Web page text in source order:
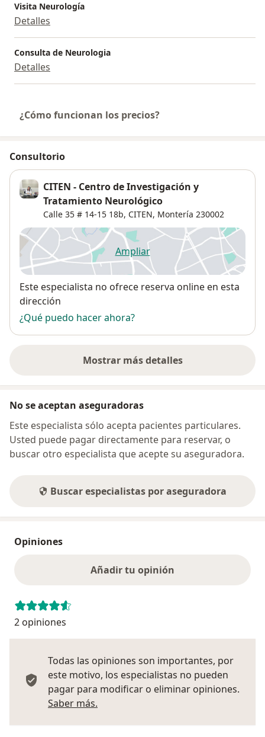
Visita Neurología
Detalles
Consulta de Neurologia
Detalles
¿Cómo funcionan los precios?
Consultorio
CITEN - Centro de Investigación y
Tratamiento Neurológico
Calle 35 # 14-15 18b, CITEN, Montería 230002
Ampliarse abre en una nueva
Disponibilidad
Este especialista no ofrece reserva online en esta
dirección
¿Qué puedo hacer ahora?
Mostrar más detalles
sobre la dirección
No se aceptan aseguradoras
Este especialista sólo acepta pacientes particulares.
Usted puede pagar directamente para reservar, o
buscar otro especialista que acepte su aseguradora.
Buscar especialistas por aseguradora
Opiniones
Añadir tu opinión
2 opiniones
Todas las opiniones son importantes, por
este motivo, los especialistas no pueden
pagar para modificar o eliminar opiniones.
Saber más.